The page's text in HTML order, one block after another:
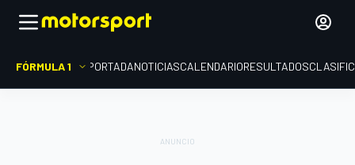
FÓRMULA 1 PORTADANOTICIASCALENDARIORESULTADOS